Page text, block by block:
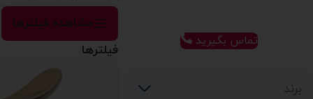
تماس بگیرید
برند
مشاهده فیلترها
فیلترها